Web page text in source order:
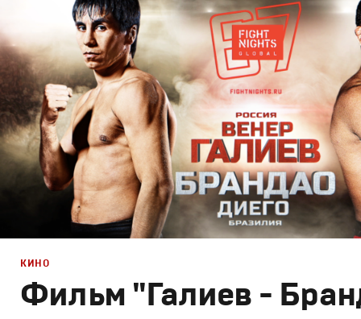
Спортивный брендинг, Промо,Cпортивное
Фильм "Галиев -
КИНО